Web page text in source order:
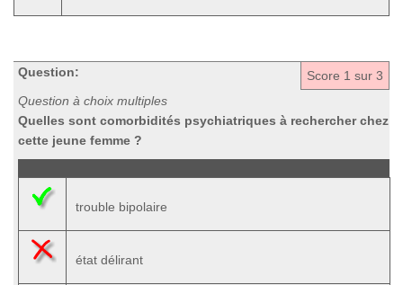
Score 1 sur 3
Question:
Question à choix multiples
Quelles sont comorbidités psychiatriques à rechercher chez
cette jeune femme ?
trouble bipolaire
état délirant